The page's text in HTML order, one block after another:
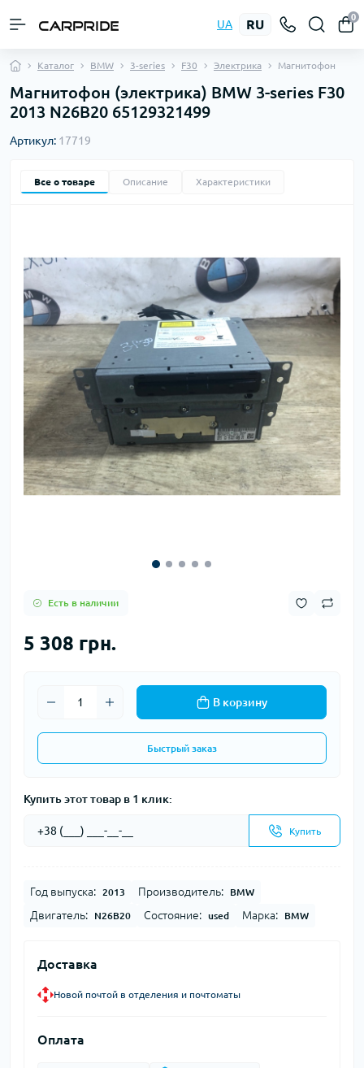
UA RU
0
Каталог BMW 3-series F30 Электрика Магнитофон
Магнитофон (электрика) BMW 3-series F30
2013 N26B20 65129321499
Артикул: 17719
Все о товаре Описание Характеристики
Есть в наличии
5 308 грн.
В корзину
Быстрый заказ
Купить этот товар в 1 клик:
Купить
Год выпуска: 2013 Производитель: BMW
Двигатель: N26B20 Состояние: used Марка: BMW
Доставка
Новой почтой в отделения и почтоматы
Оплата